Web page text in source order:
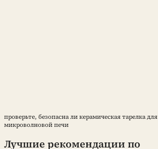
проверьте, безопасна ли керамическая тарелка для
микроволновой печи
Лучшие рекомендации по